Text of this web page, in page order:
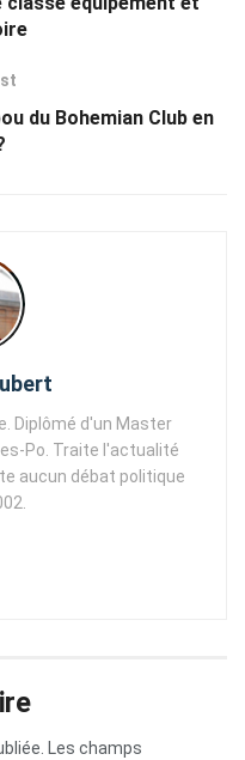
du Bohemian Club en
Diplômé d'un Master
Po. Traite l'actualité
aucun débat politique
Les champs